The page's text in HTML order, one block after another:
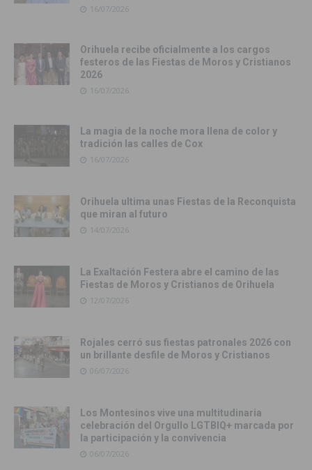
16/07/2026
Orihuela recibe oficialmente a los cargos
festeros de las Fiestas de Moros y Cristianos
2026
16/07/2026
La magia de la noche mora llena de color y
tradición las calles de Cox
16/07/2026
Orihuela ultima unas Fiestas de la Reconquista
que miran al futuro
14/07/2026
La Exaltación Festera abre el camino de las
Fiestas de Moros y Cristianos de Orihuela
12/07/2026
Rojales cerró sus fiestas patronales 2026 con
un brillante desfile de Moros y Cristianos
06/07/2026
Los Montesinos vive una multitudinaria
celebración del Orgullo LGTBIQ+ marcada por
la participación y la convivencia
06/07/2026